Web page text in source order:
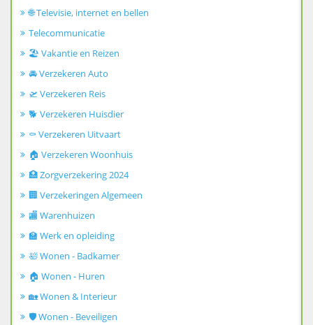
🌐 Televisie, internet en bellen
Telecommunicatie
🏖️ Vakantie en Reizen
🚘 Verzekeren Auto
🛫 Verzekeren Reis
🐕 Verzekeren Huisdier
⚰️ Verzekeren Uitvaart
🏠 Verzekeren Woonhuis
🏥 Zorgverzekering 2024
🏢 Verzekeringen Algemeen
🏬 Warenhuizen
🏫 Werk en opleiding
🛀 Wonen - Badkamer
🏠 Wonen - Huren
🏡 Wonen & Interieur
🛡️ Wonen - Beveiligen